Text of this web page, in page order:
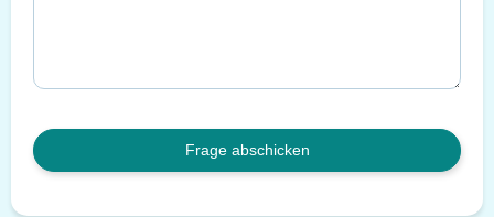
Frage abschicken